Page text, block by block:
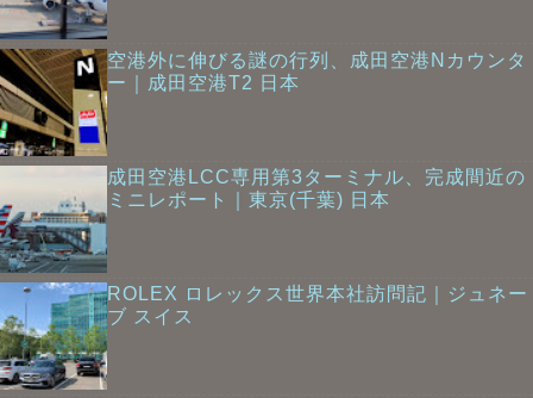
空港外に伸びる謎の行列、成田空港Nカウンタ
ー｜成田空港T2 日本
成田空港LCC専用第3ターミナル、完成間近の
ミニレポート｜東京(千葉) 日本
ROLEX ロレックス世界本社訪問記｜ジュネー
ブ スイス